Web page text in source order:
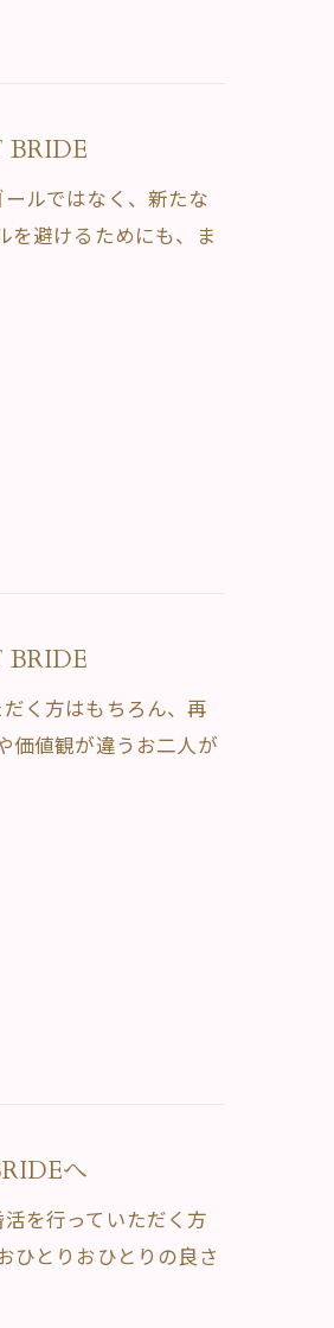
BRIDE
ルではなく、新たな
を避けるためにも、ま
BRIDE
く方はもちろん、再
価値観が違うお二人が
へ
を行っていただく方
ひとりおひとりの良さ